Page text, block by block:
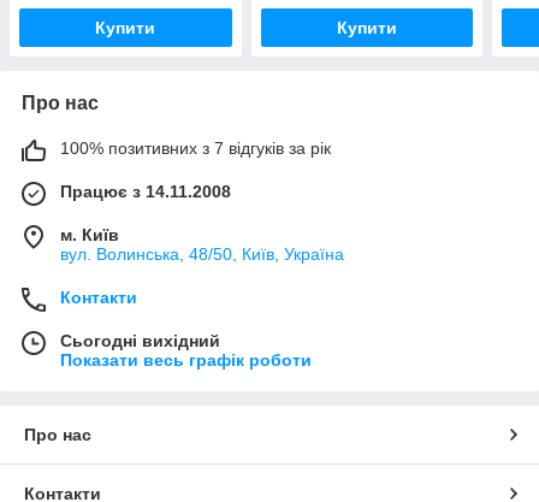
Купити Купити
Про нас
100% позитивних з 7 відгуків за рік
Працює з 14.11.2008
м. Київ
вул. Bолинська, 48/50, Київ, Україна
Контакти
Сьогодні вихідний
Показати весь графік роботи
Про нас
Контакти